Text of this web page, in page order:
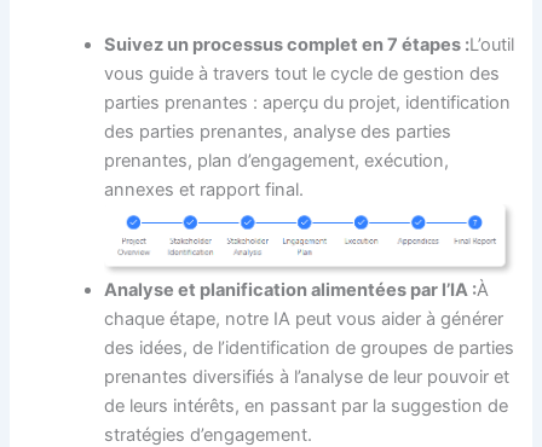
Suivez un processus complet en 7 étapes :L’outil
vous guide à travers tout le cycle de gestion des
parties prenantes : aperçu du projet, identification
des parties prenantes, analyse des parties
prenantes, plan d’engagement, exécution,
annexes et rapport final.
Analyse et planification alimentées par l’IA :À
chaque étape, notre IA peut vous aider à générer
des idées, de l’identification de groupes de parties
prenantes diversifiés à l’analyse de leur pouvoir et
de leurs intérêts, en passant par la suggestion de
stratégies d’engagement.